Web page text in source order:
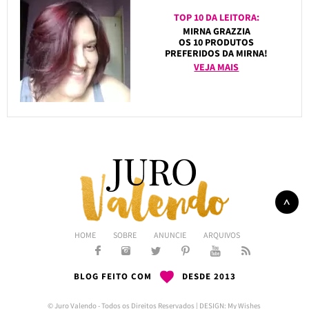
TOP 10 DA LEITORA:
MIRNA GRAZZIA
OS 10 PRODUTOS
PREFERIDOS DA MIRNA!
VEJA MAIS
HOME SOBRE ANUNCIE ARQUIVOS
BLOG FEITO COM DESDE 2013
© Juro Valendo - Todos os Direitos Reservados | DESIGN: My Wishes